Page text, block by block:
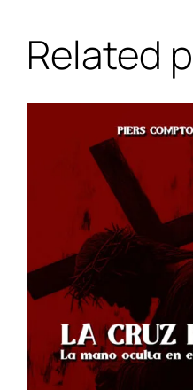
Related